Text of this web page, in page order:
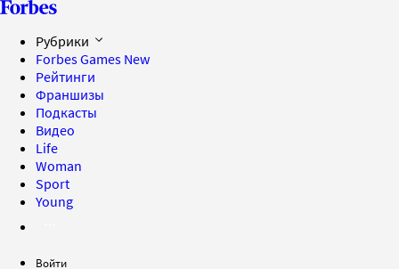
Рубрики
Forbes Games New
Рейтинги
Франшизы
Подкасты
Видео
Life
Woman
Sport
Young
Войти